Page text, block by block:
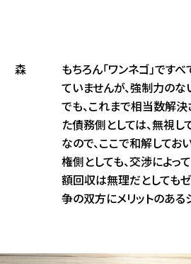
森
もちろん「ワンネゴ」です
ていませんが、強制力の
でも、これまで相当数解
た債務側としては、無視
なので、ここで和解して
権側としても、交渉によっ
額回収は無理だとしても
争の双方にメリットのある